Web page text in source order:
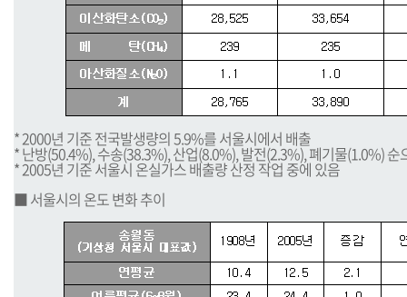
* 2000년 기준 전국발생량의 5.9%를 서울시에서 배출
* 난방(50.4%), 수송(38.3%), 산업(8.0%), 발전(2.3%), 폐기물(1.0%) 순
* 2005년 기준 서울시 온실가스 배출량 산정 작업 중에 있음
■ 서울시의 온도 변화 추이